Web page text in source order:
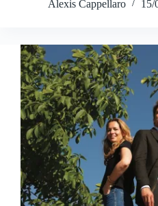
Alexis Cappellaro
15/